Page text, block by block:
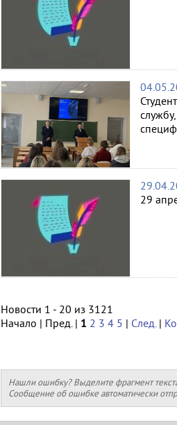
29
Новости 1 - 20 из 3121
Начало | Пред. | 1 2 3 4 5 | След. |
Нашли ошибку? Выделите фрагмент
Сообщение об ошибке автоматически